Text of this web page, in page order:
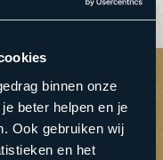
binnen onze
beter helpen en je
Ook gebruiken wij
en het